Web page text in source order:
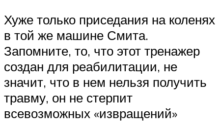
Хуже только приседания на коленях
в той же машине Смита.
Запомните, то, что этот тренажер
создан для реабилитации, не
значит, что в нем нельзя получить
травму, он не стерпит
всевозможных «извращений»